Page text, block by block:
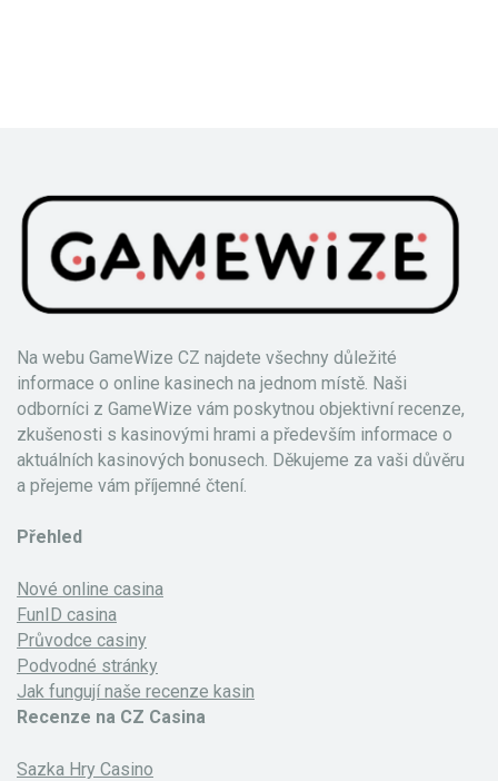
Na webu GameWize CZ najdete všechny důležité
informace o online kasinech na jednom místě. Naši
odborníci z GameWize vám poskytnou objektivní recenze,
zkušenosti s kasinovými hrami a především informace o
aktuálních kasinových bonusech. Děkujeme za vaši důvěru
a přejeme vám příjemné čtení.
Přehled
Nové online casina
FunID casina
Průvodce casiny
Podvodné stránky
Jak fungují naše recenze kasin
Recenze na CZ Casina
Sazka Hry Casino